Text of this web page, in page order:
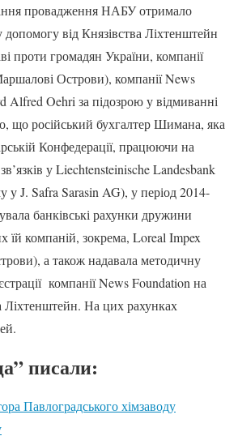
провадження НАБУ отримало
від Князівства Ліхтенштейн
проти громадян України, компанії
Острови), компанії News
Alfred Oehri за підозрою у відмиванні
що російський бухгалтер Шимана, яка
Конфедерації, працюючи на
у Liechtensteinische Landesbank
у J. Safra Sarasin AG), у період 2014-
банківські рахунки дружини
компаній, зокрема, Loreal Impex
а також надавала методичну
компанії News Foundation на
Ліхтенштейн. На цих рахунках
писали:
Павлоградського хімзаводу